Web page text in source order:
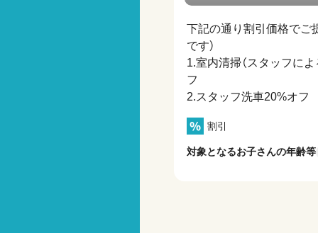
下記の通り割引価格でご
です）
1.室内清掃（スタッフに
フ
2.スタッフ洗車20%オフ
割引
対象となるお子さんの年齢等